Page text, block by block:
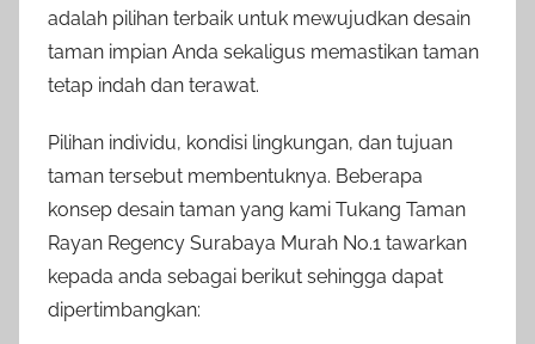
adalah pilihan terbaik untuk mewujudkan desain
taman impian Anda sekaligus memastikan taman
tetap indah dan terawat.
Pilihan individu, kondisi lingkungan, dan tujuan
taman tersebut membentuknya. Beberapa
konsep desain taman yang kami Tukang Taman
Rayan Regency Surabaya Murah No.1 tawarkan
kepada anda sebagai berikut sehingga dapat
dipertimbangkan: